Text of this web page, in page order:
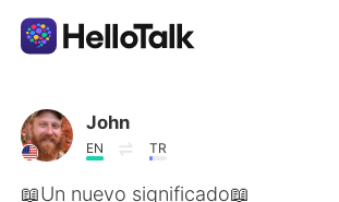
App di scambio linguistico
AI Grammar Checker
John
EN TR
📖Un nuevo significado📖